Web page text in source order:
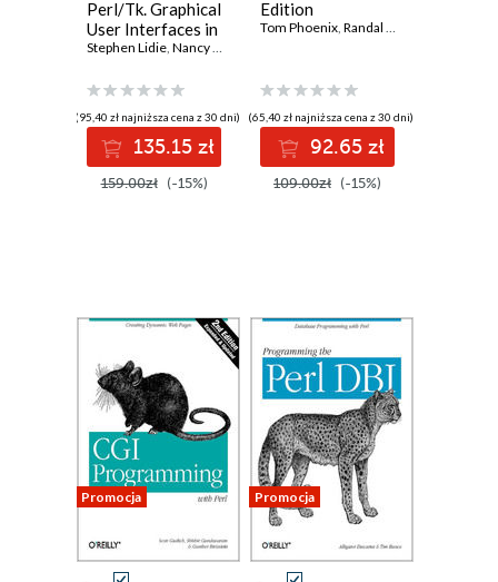
Perl/Tk. Graphical
User Interfaces in
Perl
Stephen Lidie, Nancy Walsh
(95,40 zł najniższa cena z 30 dni)
135.15 zł
159.00zł (-15%)
Edition
Tom Phoenix, Randal L. Schwartz
(65,40 zł najniższa cena z 30 dni)
92.65 zł
109.00zł (-15%)
Promocja Promocja